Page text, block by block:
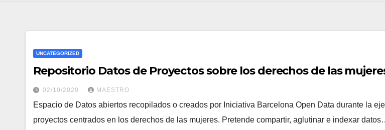
UNCATEGORIZED
Repositorio Datos de Proyectos sobre los derechos de las
02/10/2020 MAESTRO
Espacio de Datos abiertos recopilados o creados por Iniciativa Barcelona Open Data durante la
proyectos centrados en los derechos de las mujeres. Pretende compartir, aglutinar e indexar